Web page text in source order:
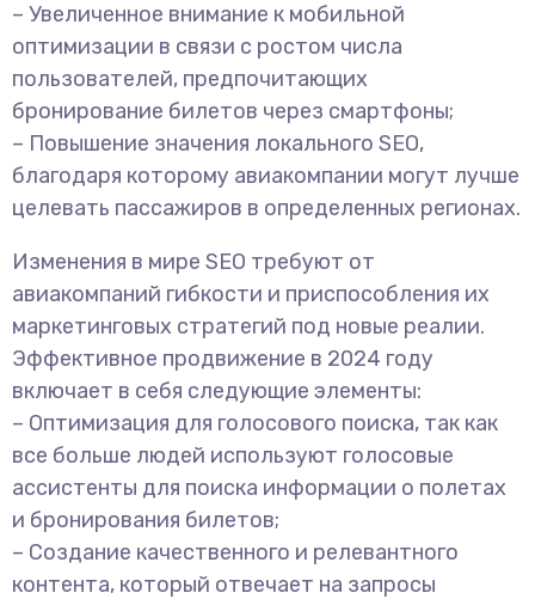
– Увеличенное внимание к мобильной
оптимизации в связи с ростом числа
пользователей, предпочитающих
бронирование билетов через смартфоны;
– Повышение значения локального SEO,
благодаря которому авиакомпании могут лучше
целевать пассажиров в определенных регионах.
Изменения в мире SEO требуют от
авиакомпаний гибкости и приспособления их
маркетинговых стратегий под новые реалии.
Эффективное продвижение в 2024 году
включает в себя следующие элементы:
– Оптимизация для голосового поиска, так как
все больше людей используют голосовые
ассистенты для поиска информации о полетах
и бронирования билетов;
– Создание качественного и релевантного
контента, который отвечает на запросы